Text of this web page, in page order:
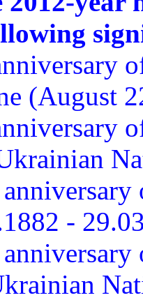
(August
-